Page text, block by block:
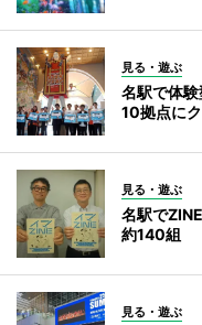
見る・遊ぶ
名駅で体
10拠点に
見る・遊ぶ
名駅で
約140組
見る・遊ぶ